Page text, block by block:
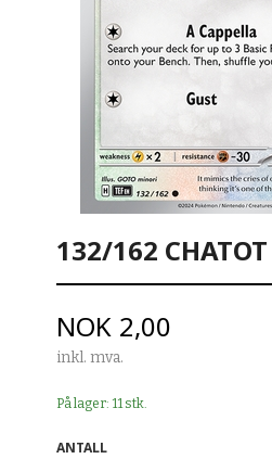
132/162 CHATOT
Pris
NOK 2,00
inkl. mva.
På lager: 11 stk.
ANTALL